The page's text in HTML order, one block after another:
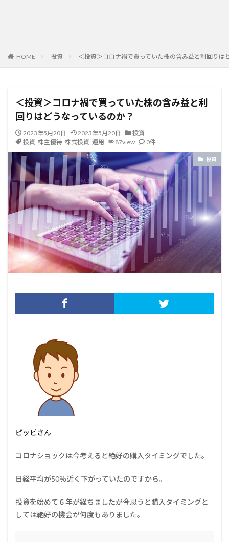
HOME 投資 ＜投資＞コロナ禍で買っていた株の含み益と利回りは
＜投資＞コロナ禍で買っていた株の含み益と利
回りはどうなっているのか？
2023年5月20日 2023年5月20日
投資
投資, 株主優待, 株式投資, 運用 87view 0件
投資
ピッピさん
コロナショックは今考えると絶好の購入タイミングでした。
日経平均が50％近く下がっていたのですから。
投資を始めて６年が経ちましたが今思うと購入タイミングと
しては絶好の機会が何度もありました。